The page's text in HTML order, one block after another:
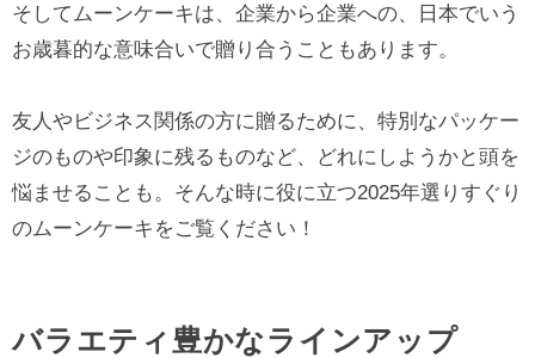
そしてムーンケーキは、企業から企業への、日本でいう
お歳暮的な意味合いで贈り合うこともあります。
友人やビジネス関係の方に贈るために、特別なパッケー
ジのものや印象に残るものなど、どれにしようかと頭を
悩ませることも。そんな時に役に立つ2025年選りすぐり
のムーンケーキをご覧ください！
バラエティ豊かなラインアップ